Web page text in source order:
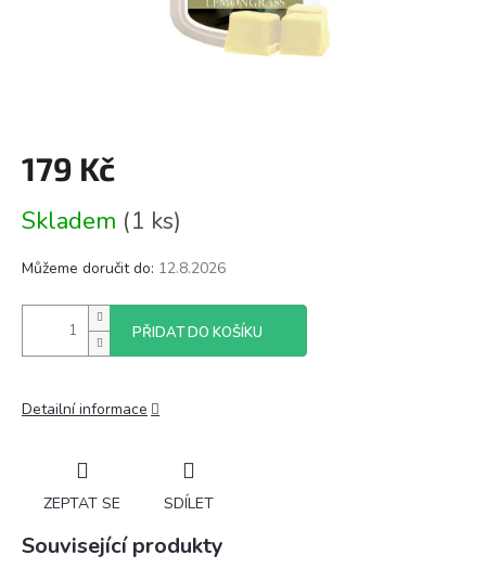
179 Kč
cena:
Skladem (1 ks)
Můžeme doručit do: 12.8.2026
PŘIDAT DO KOŠÍKU
Detailní informace
ZEPTAT SE SDÍLET
Související produkty